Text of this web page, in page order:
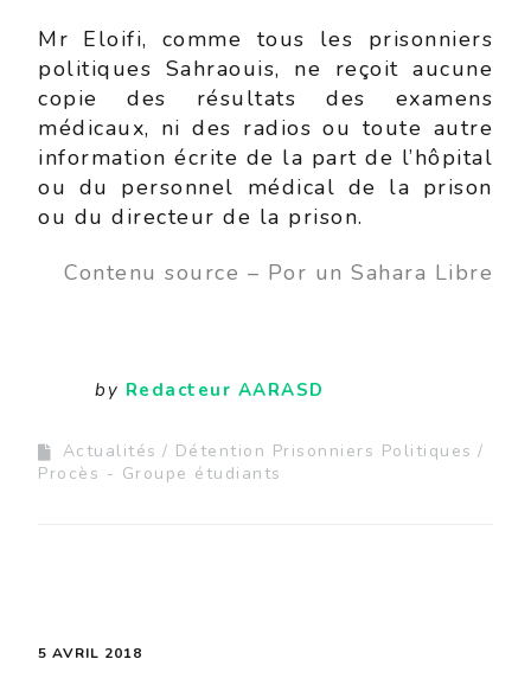
Mr Eloifi, comme tous les prisonniers
politiques Sahraouis, ne reçoit aucune
copie des résultats des examens
médicaux, ni des radios ou toute autre
information écrite de la part de l’hôpital
ou du personnel médical de la prison
ou du directeur de la prison.
Contenu source – Por un Sahara Libre
by Redacteur AARASD
Actualités
Détention Prisonniers Politiques
Procès - Groupe étudiants
5 AVRIL 2018